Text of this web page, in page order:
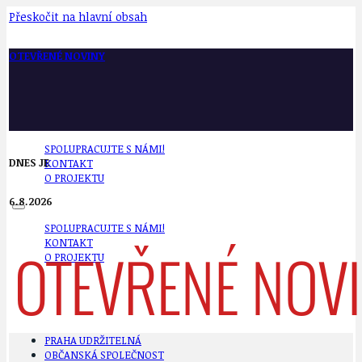
Přeskočit na hlavní obsah
OTEVŘENÉ NOVINY
SPOLUPRACUJTE S NÁMI!
KONTAKT
O PROJEKTU
SPOLUPRACUJTE S NÁMI!
KONTAKT
O PROJEKTU
DNES JE
6.8.2026
PRAHA UDRŽITELNÁ
OBČANSKÁ SPOLEČNOST